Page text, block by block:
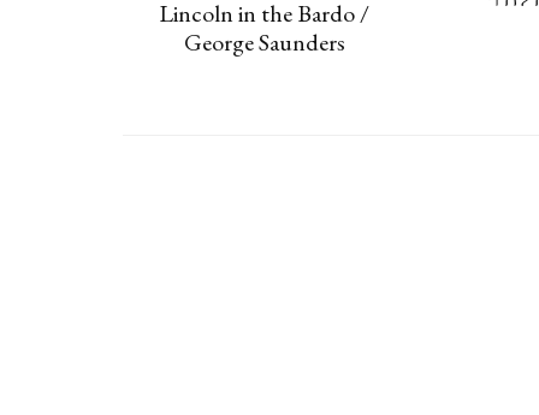
BULGARIA
Lincoln in the Bardo /
George Saunders